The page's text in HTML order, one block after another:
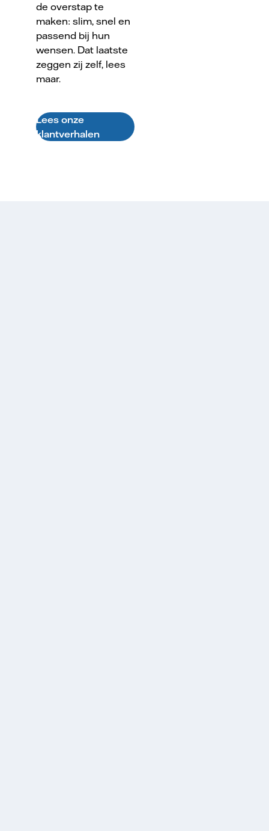
de overstap te
maken: slim, snel en
passend bij hun
wensen. Dat laatste
zeggen zij zelf, lees
maar.
Lees onze
klantverhalen